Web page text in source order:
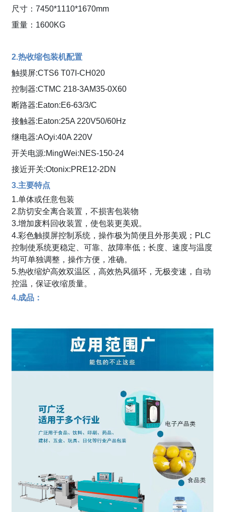
尺寸：7450*1110*1670mm
重量：1600KG
2.热收缩包装机配置
触摸屏:CTS6 T07I-CH020
控制器:CTMC 218-3AM35-0X60
断路器:Eaton:E6-63/3/C
接触器:Eaton:25A 220V50/60Hz
继电器:AOyi:40A 220V
开关电源:MingWei:NES-150-24
接近开关:Otonix:PRE12-2DN
3.主要特点
1.单体或任意包装
2.防切安全离合装置，不损害包装物
3.增加废料回收装置，使包装更美观。
4.彩色触摸屏控制系统，操作极为简便且外形美观；PLC
控制使系统更稳定、可靠、故障率低；长度、速度与温度
均可单独调整，操作方便，准确。
5.热收缩炉高效双温区，高效热风循环，无极变速，自动
控温，保证收缩质量。
4.成品：